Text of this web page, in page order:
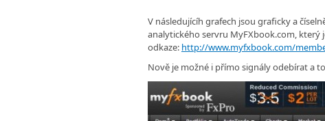
V následujícíh grafech jsou graficky a
analytického servru MyFXbook.com, který
odkaze: http://www.myfxbook.com/
Nově je možné i přímo signály odebírat a